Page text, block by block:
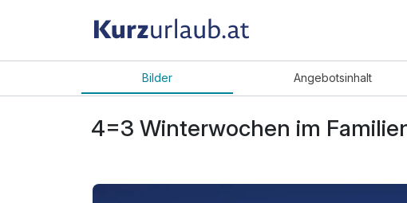
Bilder Angebotsinhalt
4=3 Winterwochen im